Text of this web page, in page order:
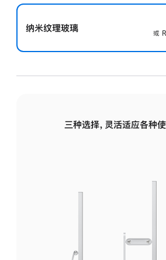
纳米纹理玻璃
或
三种选择，灵活适应各种使